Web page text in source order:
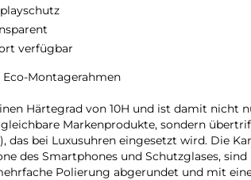
verfügbar
Eco-Montagerahmen
Härtegrad von 10H und ist damit nicht
Markenprodukte, sondern
das bei Luxusuhren eingesetzt wird. Die
des Smartphones und Schutzglases, sind
Polierung abgerundet und mit